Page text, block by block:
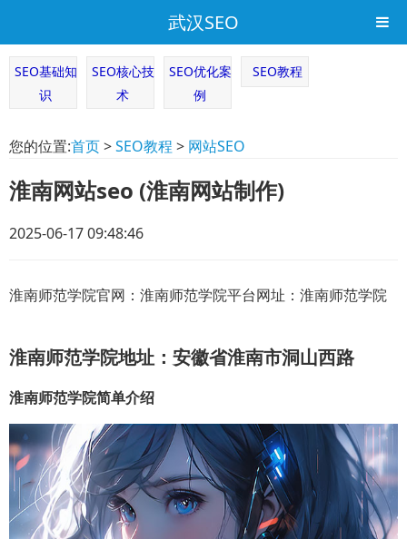
武汉SEO
SEO基础知
识
SEO核心技
术
SEO优化案
例
SEO教程
您的位置:首页>SEO教程 > 网站SEO
淮南网站seo (淮南网站制作)
2025-06-17 09:48:46
淮南师范学院官网：淮南师范学院平台网址：淮南师范学院
淮南师范学院地址：安徽省淮南市洞山西路
淮南师范学院简单介绍